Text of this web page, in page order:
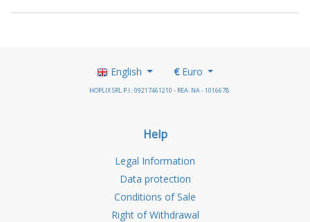
English €Euro
HOPLIX SRL P.I.: 09217461210 - REA: NA - 1016678
Help
Legal Information
Data protection
Conditions of Sale
Right of Withdrawal